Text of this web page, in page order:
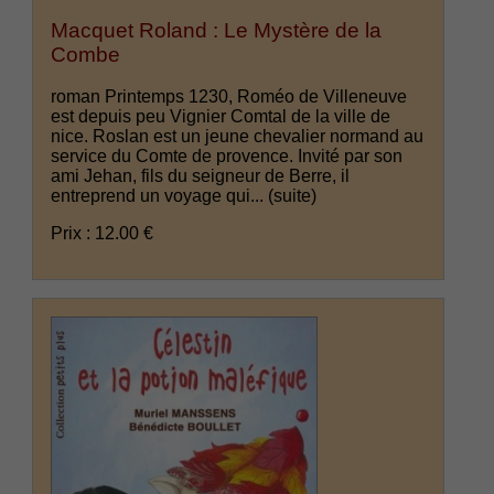
Macquet Roland : Le Mystère de la
Combe
roman Printemps 1230, Roméo de Villeneuve
est depuis peu Vignier Comtal de la ville de
nice. Roslan est un jeune chevalier normand au
service du Comte de provence. Invité par son
ami Jehan, fils du seigneur de Berre, il
entreprend un voyage qui... (suite)
Prix : 12.00 €